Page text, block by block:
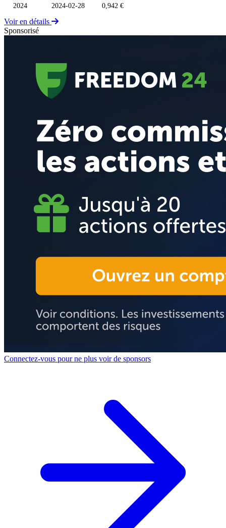
2024 2024-02-28 0,942 €
Voir en détails
Sponsorisé
Connectez-vous pour ne plus voir de sponsors